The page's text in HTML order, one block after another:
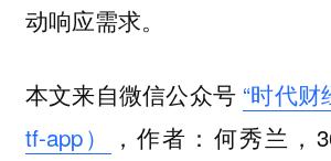
动响应需求。
本文来自微信公众号 “时代财
tf-app）
，作者：何秀兰，